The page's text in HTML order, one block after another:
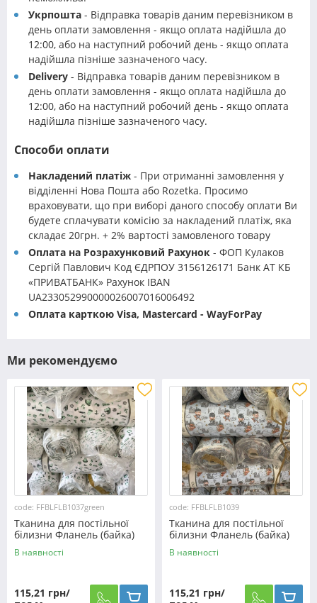
Укрпошта - Відправка товарів даним перевізником в
день оплати замовлення - якщо оплата надійшла до
12:00, або на наступний робочий день - якщо оплата
надійшла пізніше зазначеного часу.
Delivery - Відправка товарів даним перевізником в
день оплати замовлення - якщо оплата надійшла до
12:00, або на наступний робочий день - якщо оплата
надійшла пізніше зазначеного часу.
Способи оплати
Накладений платіж - При отриманні замовлення у
відділенні Нова Пошта або Rozetka. Просимо
враховувати, що при виборі даного способу оплати Ви
будете сплачувати комісію за накладений платіж, яка
складає 20грн. + 2% вартості замовленого товару
Оплата на Розрахунковий Рахунок - ФОП Кулаков
Сергій Павлович Код ЄДРПОУ 3156126171 Банк АТ КБ
«ПРИВАТБАНК» Рахунок IBAN
UA233052990000026007016006492
Оплата карткою Visa, Mastercard - WayForPay
Ми рекомендуємо
code: FFBLFLB1037green
Тканина для постільної
білизни Фланель (байка)
дитяча FLB1037green
В наявності
115,21 грн/
code: FFBLFLB1039
Тканина для постільної
білизни Фланель (байка)
дитяча FLB1039
В наявності
115,21 грн/